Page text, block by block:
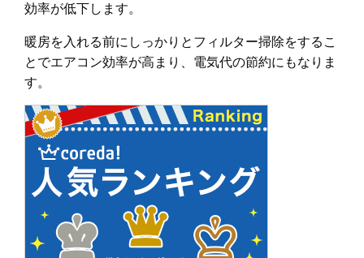
効率が低下します。
暖房を入れる前にしっかりとフィルター掃除をするこ
とでエアコン効率が高まり、電気代の節約にもなりま
す。